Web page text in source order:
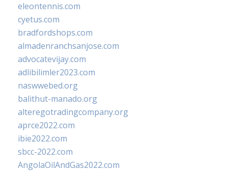
eleontennis.com
cyetus.com
bradfordshops.com
almadenranchsanjose.com
advocatevijay.com
adlibilimler2023.com
naswwebed.org
balithut-manado.org
alteregotradingcompany.org
aprce2022.com
ibie2022.com
sbcc-2022.com
AngolaOilAndGas2022.com